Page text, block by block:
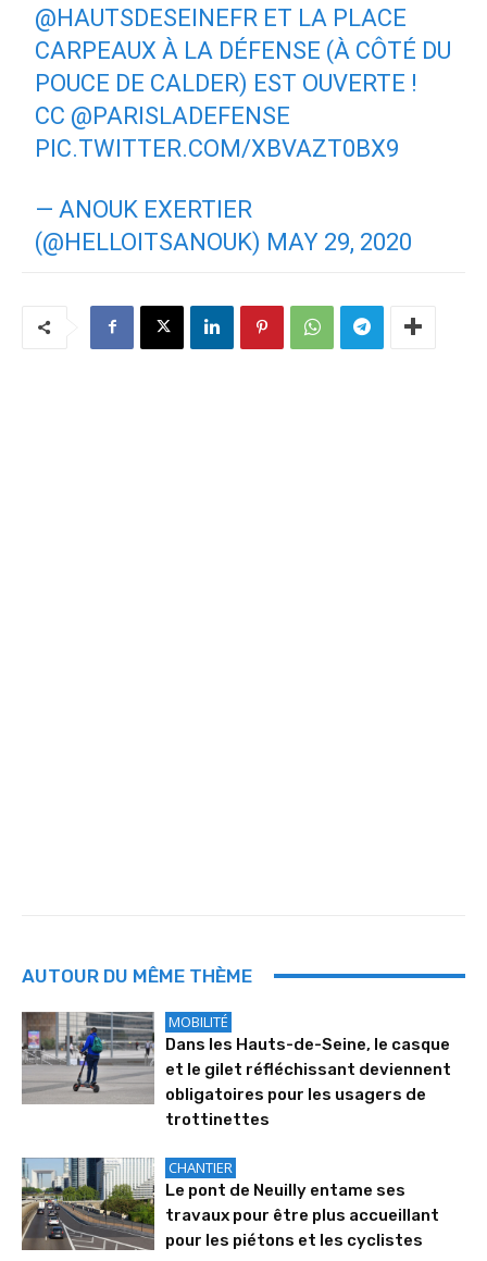
@HAUTSDESEINEFR ET LA PLACE
CARPEAUX À LA DÉFENSE (À CÔTÉ DU
POUCE DE CALDER) EST OUVERTE !
CC @PARISLADEFENSE
PIC.TWITTER.COM/XBVAZT0BX9
— ANOUK EXERTIER
(@HELLOITSANOUK) MAY 29, 2020
AUTOUR DU MÊME THÈME
MOBILITÉ
Dans les Hauts-de-Seine, le casque
et le gilet réfléchissant deviennent
obligatoires pour les usagers de
trottinettes
CHANTIER
Le pont de Neuilly entame ses
travaux pour être plus accueillant
pour les piétons et les cyclistes